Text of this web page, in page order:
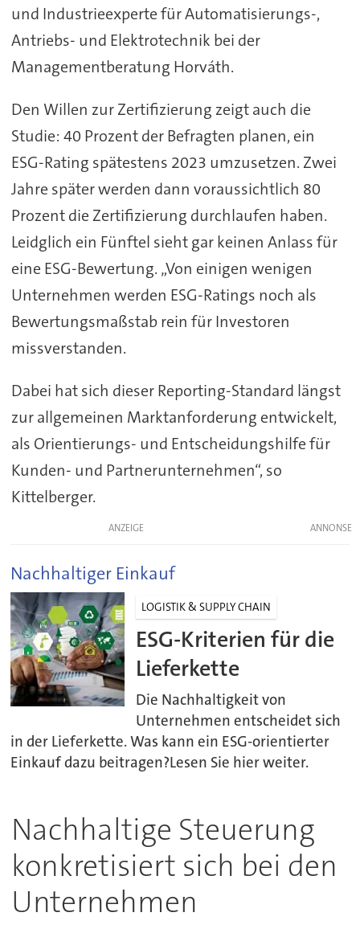
und Industrieexperte für Automatisierungs-,
Antriebs- und Elektrotechnik bei der
Managementberatung Horváth.
Den Willen zur Zertifizierung zeigt auch die
Studie: 40 Prozent der Befragten planen, ein
ESG-Rating spätestens 2023 umzusetzen. Zwei
Jahre später werden dann voraussichtlich 80
Prozent die Zertifizierung durchlaufen haben.
Leidglich ein Fünftel sieht gar keinen Anlass für
eine ESG-Bewertung. „Von einigen wenigen
Unternehmen werden ESG-Ratings noch als
Bewertungsmaßstab rein für Investoren
missverstanden.
Dabei hat sich dieser Reporting-Standard längst
zur allgemeinen Marktanforderung entwickelt,
als Orientierungs- und Entscheidungshilfe für
Kunden- und Partnerunternehmen“, so
Kittelberger.
ANZEIGE
Nachhaltiger Einkauf
LOGISTIK & SUPPLY CHAIN
ESG-Kriterien für die
Lieferkette
Die Nachhaltigkeit von
Unternehmen entscheidet sich
in der Lieferkette. Was kann ein ESG-orientierter
Einkauf dazu beitragen?Lesen Sie hier weiter.
Nachhaltige Steuerung
konkretisiert sich bei den
Unternehmen